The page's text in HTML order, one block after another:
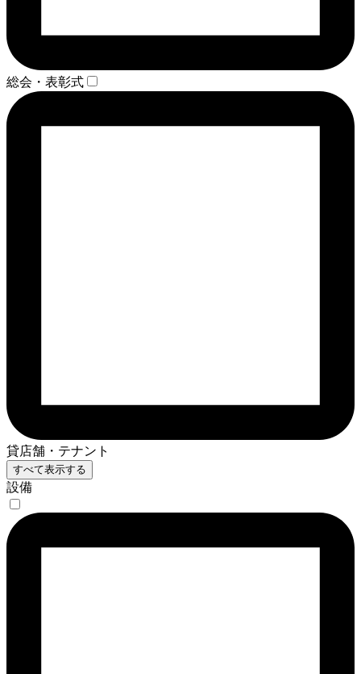
総会・表彰式
貸店舗・テナント
すべて表示する
設備